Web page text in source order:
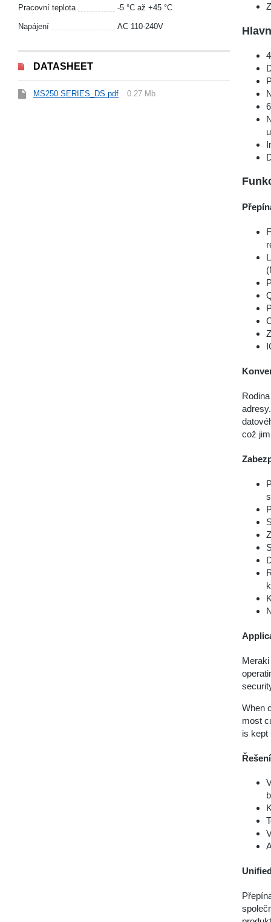
Pracovní teplota -5 °С až +45 °С
Napájení AC 110-240V
DATASHEET
MS250 SERIES_DS.pdf 0.27 Mb
což
When
most
is kept